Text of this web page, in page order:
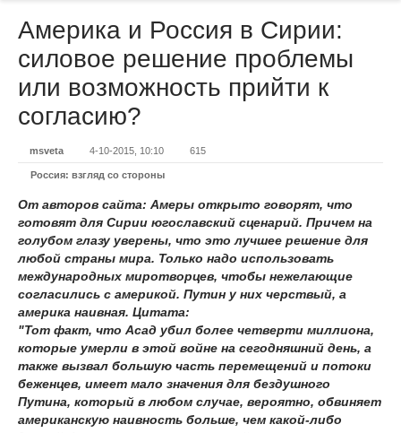
Америка и Россия в Сирии:
силовое решение проблемы
или возможность прийти к
согласию?
msveta 4-10-2015, 10:10 615
Россия: взгляд со стороны
От авторов сайта: Амеры открыто говорят, что
готовят для Сирии югославский сценарий. Причем на
голубом глазу уверены, что это лучшее решение для
любой страны мира. Только надо использовать
международных миротворцев, чтобы нежелающие
согласились с америкой. Путин у них черствый, а
америка наивная. Цитата:
"Тот факт, что Асад убил более четверти миллиона,
которые умерли в этой войне на сегодняшний день, а
также вызвал большую часть перемещений и потоки
беженцев, имеет мало значения для бездушного
Путина, который в любом случае, вероятно, обвиняет
американскую наивность больше, чем какой-либо